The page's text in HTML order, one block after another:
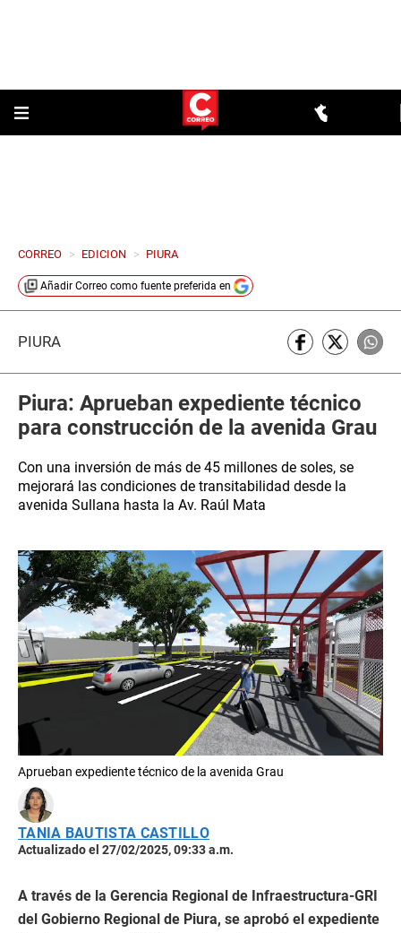
CORREO > EDICION > PIURA
Añadir Correo como fuente preferida en
PIURA
Piura: Aprueban expediente técnico
para construcción de la avenida Grau
Con una inversión de más de 45 millones de soles, se
mejorará las condiciones de transitabilidad desde la
avenida Sullana hasta la Av. Raúl Mata
Aprueban expediente técnico de la avenida Grau
TANIA BAUTISTA CASTILLO
Actualizado el 27/02/2025, 09:33 a.m.
A través de la Gerencia Regional de Infraestructura-GRI
del Gobierno Regional de Piura, se aprobó el expediente